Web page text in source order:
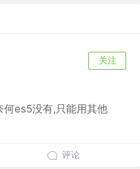
关注
es5没有,只能用其他
评论